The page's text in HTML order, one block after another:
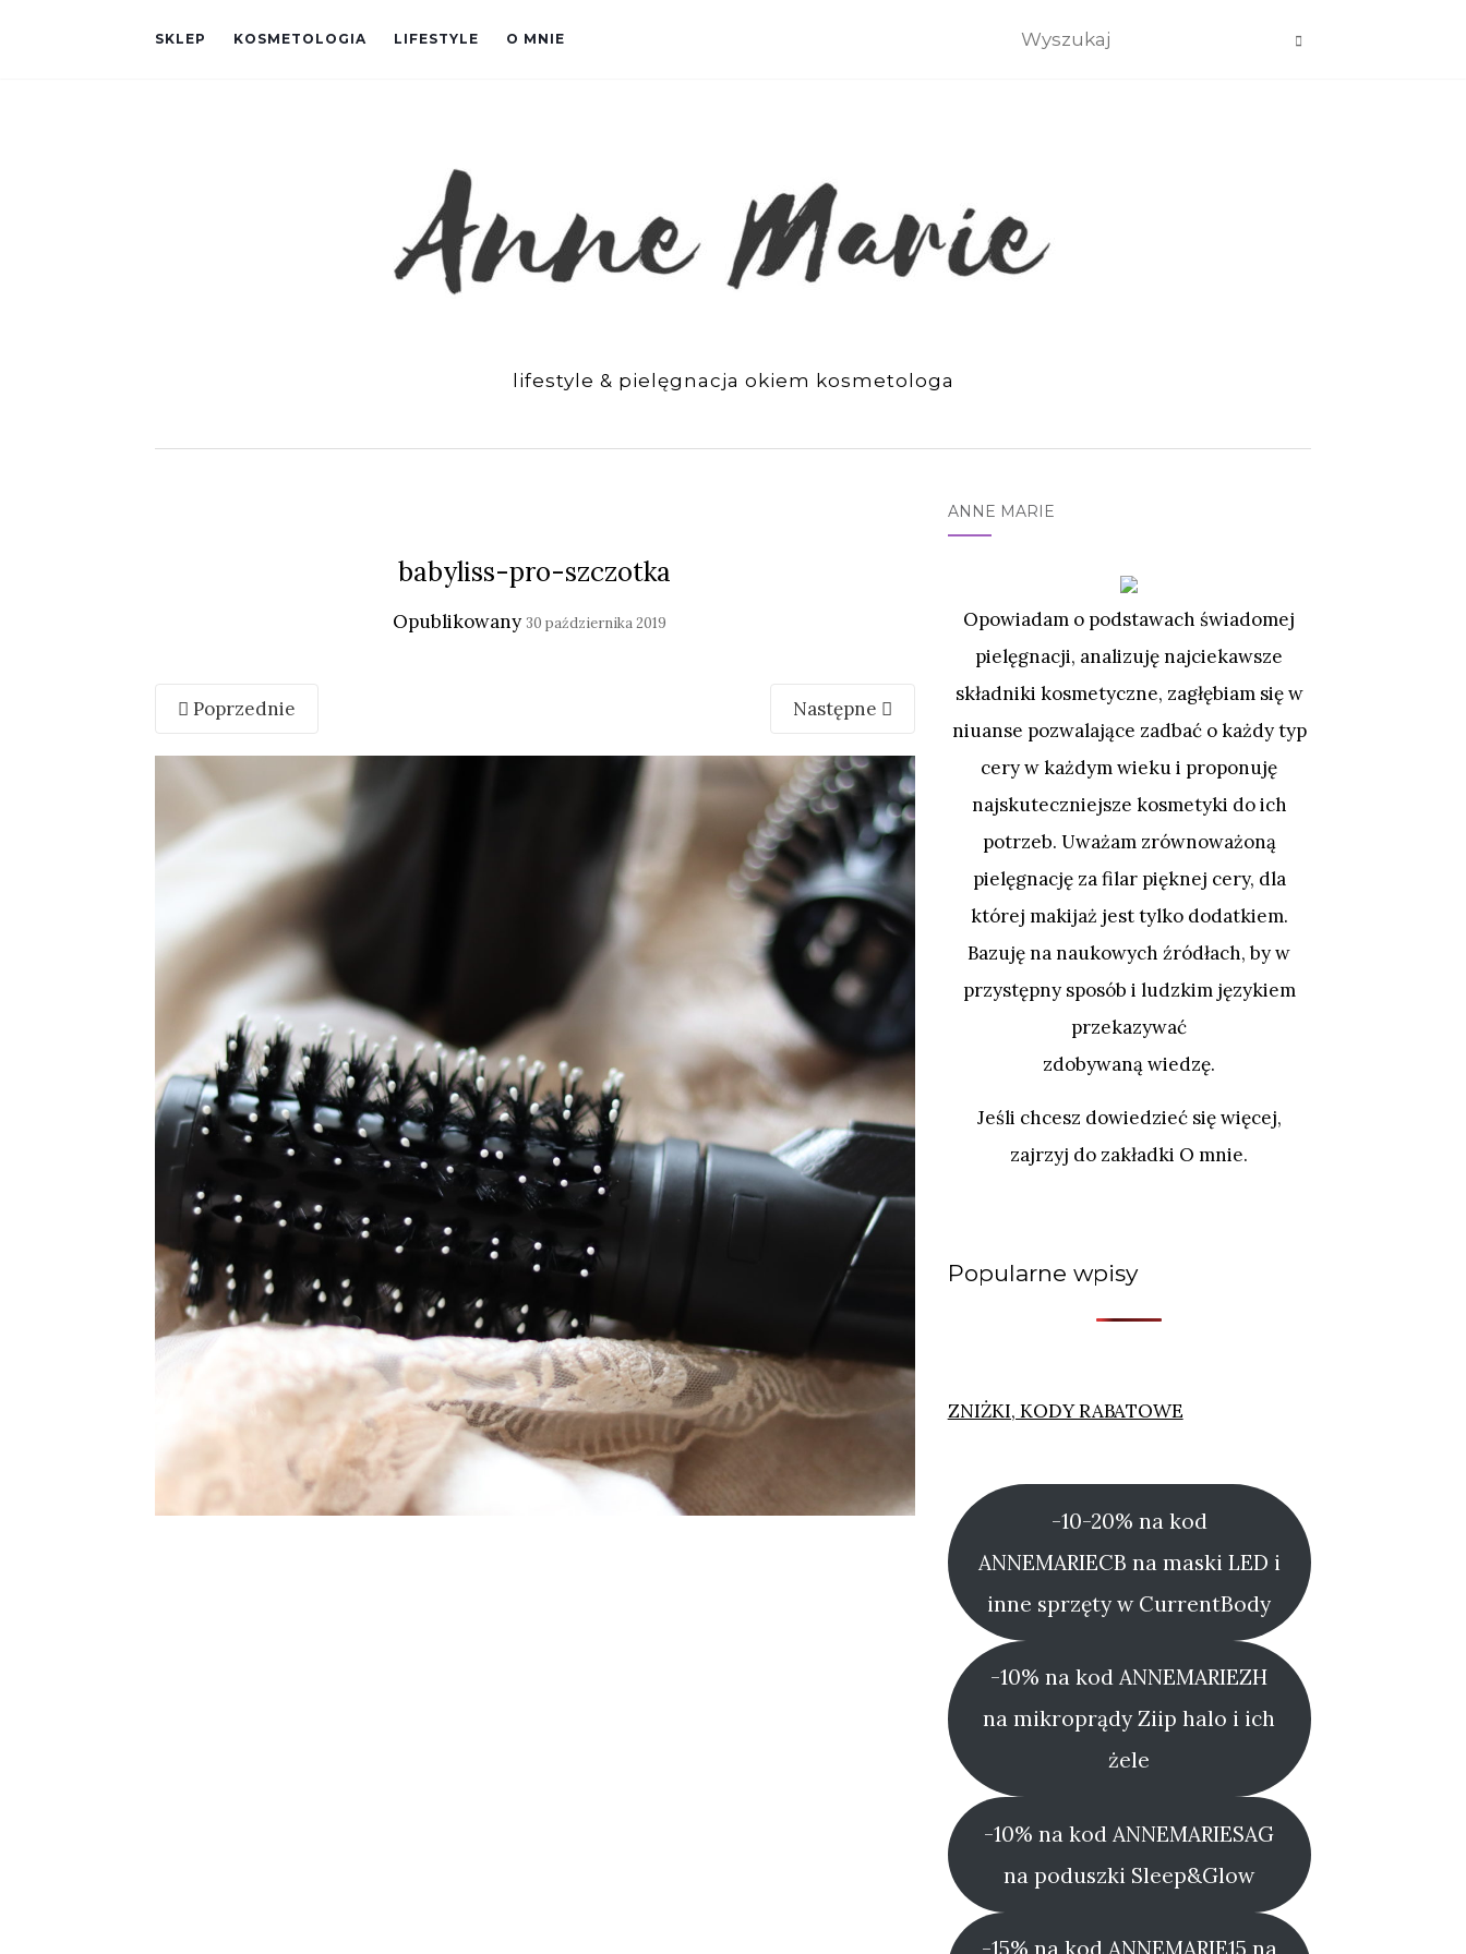
SKLEP KOSMETOLOGIA LIFESTYLE O MNIE
lifestyle & pielęgnacja okiem kosmetologa
babyliss-pro-szczotka
Opublikowany 30 października 2019
Poprzednie Następne
ANNE MARIE
Opowiadam o podstawach świadomej
pielęgnacji, analizuję najciekawsze
składniki kosmetyczne, zagłębiam się w
niuanse pozwalające zadbać o każdy typ
cery w każdym wieku i proponuję
najskuteczniejsze kosmetyki do ich
potrzeb. Uważam zrównoważoną
pielęgnację za filar pięknej cery, dla
której makijaż jest tylko dodatkiem.
Bazuję na naukowych źródłach, by w
przystępny sposób i ludzkim językiem
przekazywać
zdobywaną wiedzę.
Jeśli chcesz dowiedzieć się więcej,
zajrzyj do zakładki O mnie.
Popularne wpisy
ZNIŻKI, KODY RABATOWE
-10-20% na kod
ANNEMARIECB na maski LED i
inne sprzęty w CurrentBody
-10% na kod ANNEMARIEZH
na mikroprądy Ziip halo i ich
żele
-10% na kod ANNEMARIESAG
na poduszki Sleep&Glow